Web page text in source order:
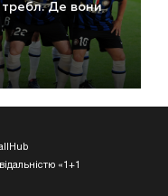
требл. Де вони
«1+1